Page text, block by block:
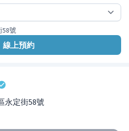
58號
線上預約
永定街58號